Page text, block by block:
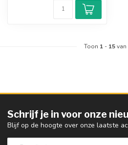
Toon 1 - 15van
Schrijf je in voor onze
Blijf op de hoogte over onze laatste